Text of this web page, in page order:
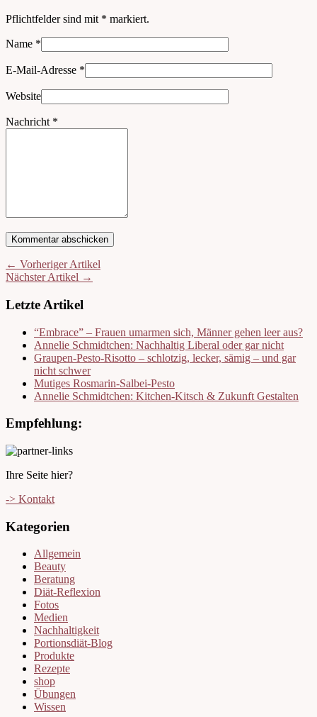
Pflichtfelder sind mit * markiert.
Name *
E-Mail-Adresse *
Website
Nachricht *
← Vorheriger Artikel
Nächster Artikel →
Letzte Artikel
“Embrace” – Frauen umarmen sich, Männer gehen leer aus?
Annelie Schmidtchen: Nachhaltig Liberal oder gar nicht
Graupen-Pesto-Risotto – schlotzig, lecker, sämig – und gar
nicht schwer
Mutiges Rosmarin-Salbei-Pesto
Annelie Schmidtchen: Kitchen-Kitsch & Zukunft Gestalten
Empfehlung:
Ihre Seite hier?
-> Kontakt
Kategorien
Allgemein
Beauty
Beratung
Diät-Reflexion
Fotos
Medien
Nachhaltigkeit
Portionsdiät-Blog
Produkte
Rezepte
shop
Übungen
Wissen